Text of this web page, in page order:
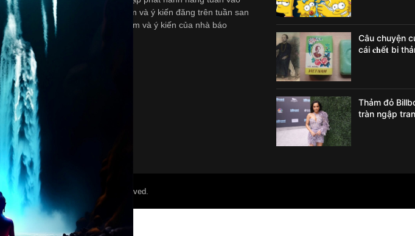
ngày Thứ Bảy. Những quan diểm và ý kiến đăng trên tuần san
này không nhất thiết là quan diểm và ý kiến của nhà báo
và/hoặc là người bảo trợ.
Câu chuyện
cái 𝐜𝐡ế𝐭 bi
Thảm đỏ
tràn ngập
©2022 Mỏ Nam Cali. All Right Reserved.